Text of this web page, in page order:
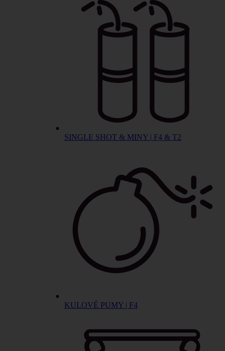
SINGLE SHOT & MINY | F4 & T2
KULOVÉ PUMY | F4